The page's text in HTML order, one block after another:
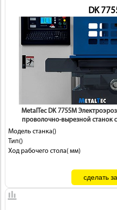
DK
MetalTec DK 7755М
проволочно-вырезной станок
Модель станка()
Тип()
Ход рабочего стола( мм)